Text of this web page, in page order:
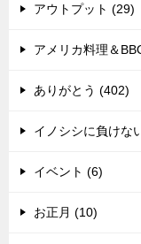
アウトプット (29)
アメリカ料理＆
ありがとう (402)
イノシシに負けな
イベント (6)
お正月 (10)